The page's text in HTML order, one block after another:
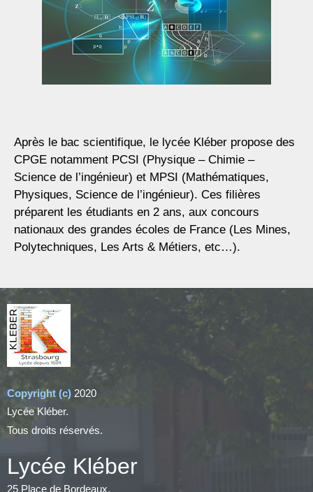
Après le bac scientifique, le lycée Kléber propose des
CPGE notamment PCSI (Physique – Chimie –
Science de l’ingénieur) et MPSI (Mathématiques,
Physiques, Science de l’ingénieur). Ces filières
préparent les étudiants en 2 ans, aux concours
nationaux des grandes écoles de France (Les Mines,
Polytechniques, Les Arts & Métiers, etc…).
Copyright (c) 2020
Lycée Kléber.
Tous droits réservés.
Lycée Kléber
25 Place de Bordeaux,